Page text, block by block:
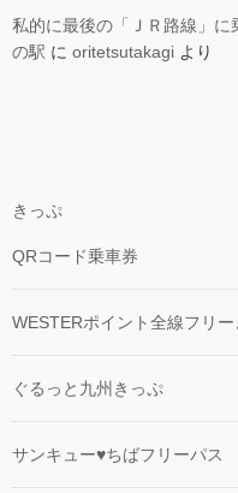
私的に最後の「ＪＲ路線」
の駅 に oritetsutakagi より
きっぷ
QRコード乗車券
WESTERポイント全線フリ
ぐるっと九州きっぷ
サンキュー♥ちばフリーパス